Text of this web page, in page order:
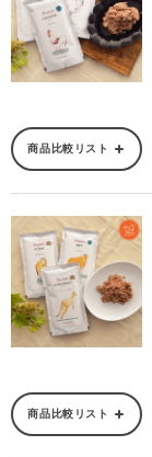
商品比較リスト
商品比較リスト